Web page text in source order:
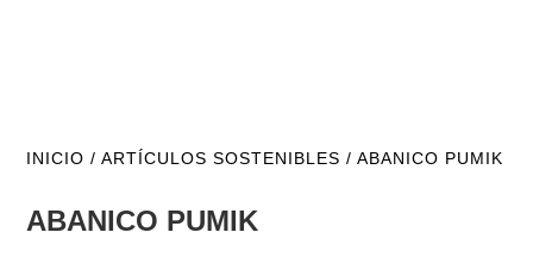
INICIO /ARTÍCULOS SOSTENIBLES / ABANICO PUMIK
ABANICO PUMIK